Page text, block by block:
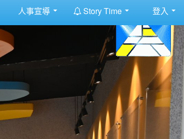
人事宣導 Story Time 登入